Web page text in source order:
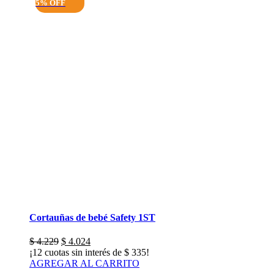
5% OFF
Cortauñas de bebé Safety 1ST
$4.229 El
precio
original
$ 4.024El
precio
actual
¡12 cuotas sin interés de $ 335!
AGREGAR AL CARRITO